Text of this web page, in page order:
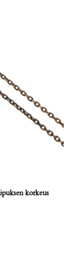
korkeus